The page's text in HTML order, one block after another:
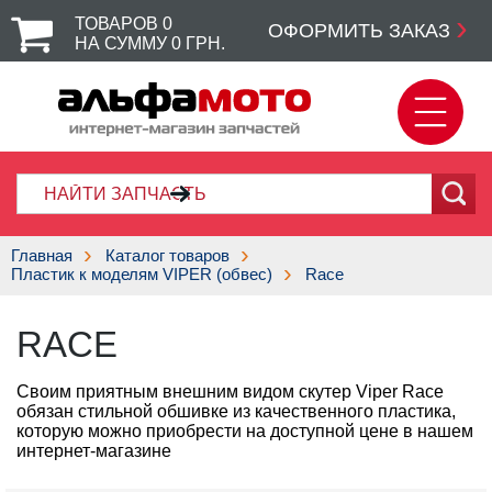
ТОВАРОВ 0
НА СУММУ 0 ГРН.
ОФОРМИТЬ ЗАКАЗ
Главная
Каталог товаров
Пластик к моделям VIPER (обвес)
Race
RACE
Своим приятным внешним видом скутер Viper Race
обязан стильной обшивке из качественного пластика,
которую можно приобрести на доступной цене в нашем
интернет-магазине